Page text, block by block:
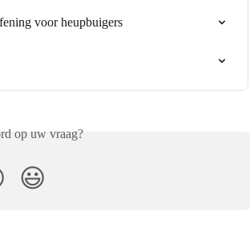
voor heupbuigers
op uw vraag?
😃